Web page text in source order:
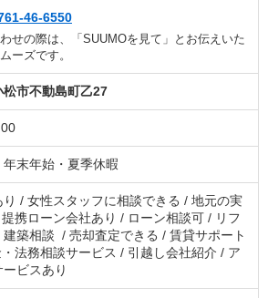
46-6550
せの際は、「SUUMOを見て」とお伝えいた
ーズです。
松市不動島町乙27
年末年始・夏季休暇
り / 女性スタッフに相談できる / 地元の実
携ローン会社あり / ローン相談可 / リフ
建築相談 / 売却査定できる / 賃貸サポート
法務相談サービス / 引越し会社紹介 / ア
ビスあり